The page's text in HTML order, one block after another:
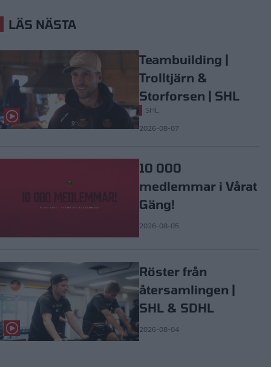
LÄS NÄSTA
Teambuilding |
Trolltjärn &
Storforsen | SHL
SHL
2026-08-07
10 000
medlemmar i Vårat
Gäng!
2026-08-05
Röster från
återsamlingen |
SHL & SDHL
2026-08-04